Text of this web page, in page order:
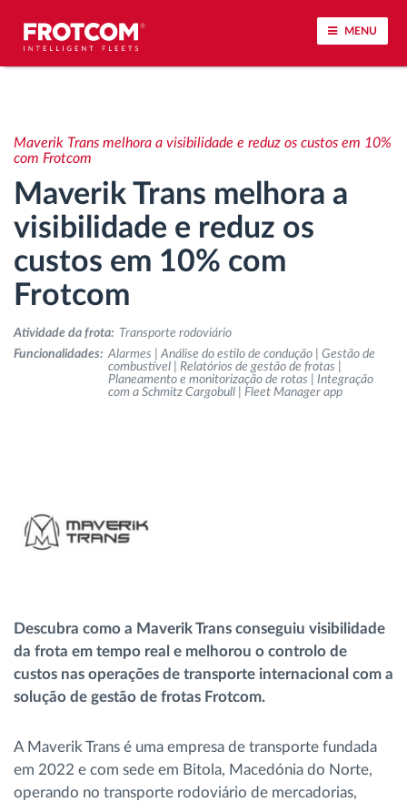
MENU
Análise do estilo de condução
Monitorização dos tempos de condução
Gestão de tarefas
Descarga remota de tacógrafo
Controlo de acesso
Identificação automática de condutores
Como resolvemos cada necessidade da
atividade da frota
Calculadora de Benefícios
Maverik Trans melhora a visibilidade e reduz os custos em 10%
com Frotcom
Maverik Trans melhora a
visibilidade e reduz os
custos em 10% com
Frotcom
Atividade da frota: Transporte rodoviário
Funcionalidades: Alarmes | Análise do estilo de condução | Gestão de
combustível | Relatórios de gestão de frotas |
Planeamento e monitorização de rotas | Integração
com a Schmitz Cargobull | Fleet Manager app
Descubra como a Maverik Trans conseguiu visibilidade
da frota em tempo real e melhorou o controlo de
custos nas operações de transporte internacional com a
solução de gestão de frotas Frotcom.
A Maverik Trans é uma empresa de transporte fundada
em 2022 e com sede em Bitola, Macedónia do Norte,
operando no transporte rodoviário de mercadorias,